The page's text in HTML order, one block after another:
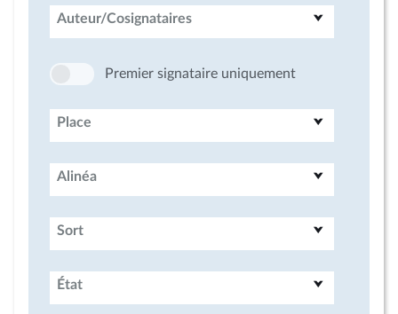
Auteur/Cosignataires
Premier signataire uniquement
Place
Alinéa
Sort
État